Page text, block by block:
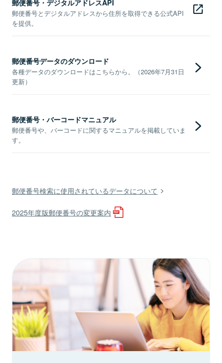
郵便番号・デジタルアドレスAPI
郵便番号とデジタルアドレスから住所を取得できる公式API
を提供。
郵便番号データのダウンロード
各種データのダウンロードはこちらから。（2026年7月31日
更新）
郵便番号・バーコードマニュアル
郵便番号や、バーコードに関するマニュアルを掲載していま
す。
郵便番号検索に使用されているデータについて
2025年度版郵便番号の変更案内